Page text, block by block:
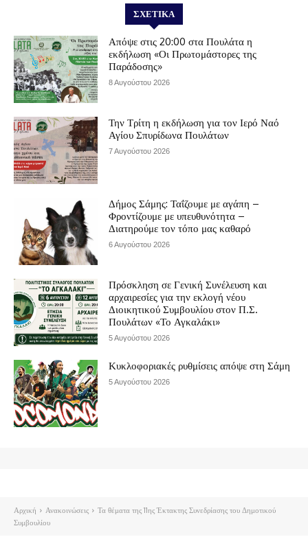
ΣΧΕΤΙΚΆ
Απόψε στις 20:00 στα Πουλάτα η
εκδήλωση «Οι Πρωτομάστορες της
Παράδοσης»
8 Αυγούστου 2026
Την Τρίτη η εκδήλωση για τον Ιερό Ναό
Αγίου Σπυρίδωνα Πουλάτων
7 Αυγούστου 2026
Δήμος Σάμης: Ταΐζουμε με αγάπη –
Φροντίζουμε με υπευθυνότητα –
Διατηρούμε τον τόπο μας καθαρό
6 Αυγούστου 2026
Πρόσκληση σε Γενική Συνέλευση και
αρχαιρεσίες για την εκλογή νέου
Διοικητικού Συμβουλίου στον Π.Σ.
Πουλάτων «Το Αγκαλάκι»
5 Αυγούστου 2026
Κυκλοφοριακές ρυθμίσεις απόψε στη Σάμη
5 Αυγούστου 2026